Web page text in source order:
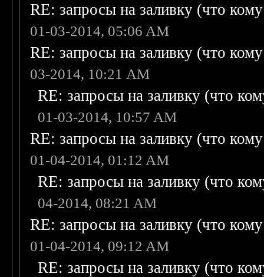
RE: запросы на заливку (что
01-03-2014, 05:06 AM
RE: запросы на заливку (что
03-2014, 10:21 AM
RE: запросы на заливку (что
01-03-2014, 10:57 AM
RE: запросы на заливку (что
01-04-2014, 01:12 AM
RE: запросы на заливку (что
04-2014, 08:21 AM
RE: запросы на заливку (что
01-04-2014, 09:12 AM
RE: запросы на заливку (что